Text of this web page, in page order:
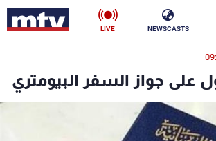
NEWSCASTS
LIVE
جواز السفر البيومتري
ناس